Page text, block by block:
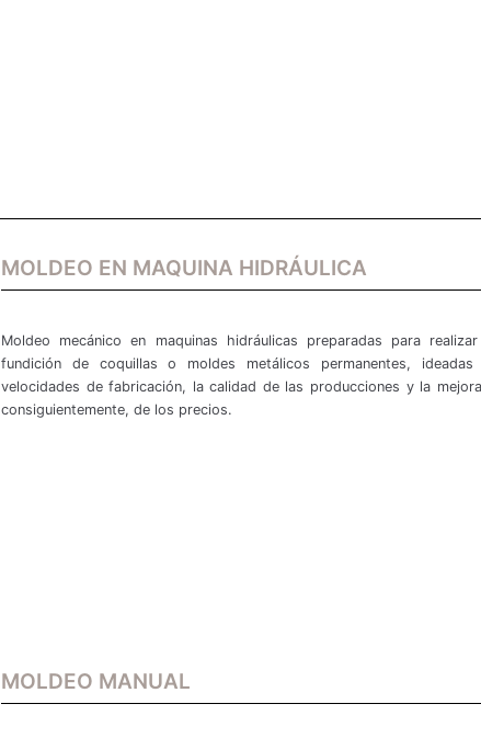
MOLDEO EN MAQUINA HIDRÁULICA
Moldeo mecánico en maquinas hidráulicas preparadas para
fundición de coquillas o moldes metálicos permanentes,
velocidades de fabricación, la calidad de las producciones y la
consiguientemente, de los precios.
MOLDEO MANUAL